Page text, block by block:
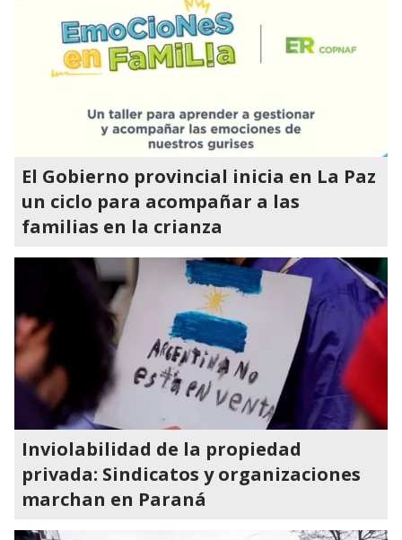
El Gobierno provincial inicia en La Paz
un ciclo para acompañar a las
familias en la crianza
Inviolabilidad de la propiedad
privada: Sindicatos y organizaciones
marchan en Paraná